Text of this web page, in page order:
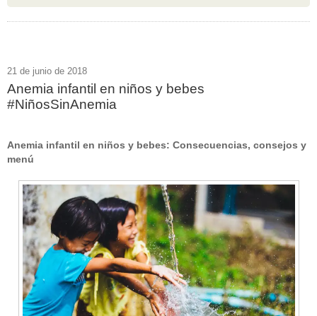
vitaminas(10)
RSS - Entradas
ADMINISTRAR
21 de junio de 2018
Anemia infantil en niños y bebes
#NiñosSinAnemia
Anemia infantil en niños y bebes: Consecuencias, consejos y
menú